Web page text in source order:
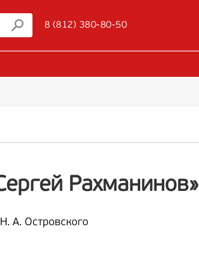
8 (812) 380-80-50
Рахманинов»
А. Островского